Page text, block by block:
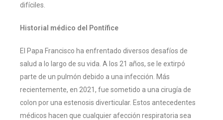
difíciles.
Historial médico del Pontífice
El Papa Francisco ha enfrentado diversos desafíos de
salud a lo largo de su vida. A los 21 años, se le extirpó
parte de un pulmón debido a una infección. Más
recientemente, en 2021, fue sometido a una cirugía de
colon por una estenosis diverticular. Estos antecedentes
médicos hacen que cualquier afección respiratoria sea